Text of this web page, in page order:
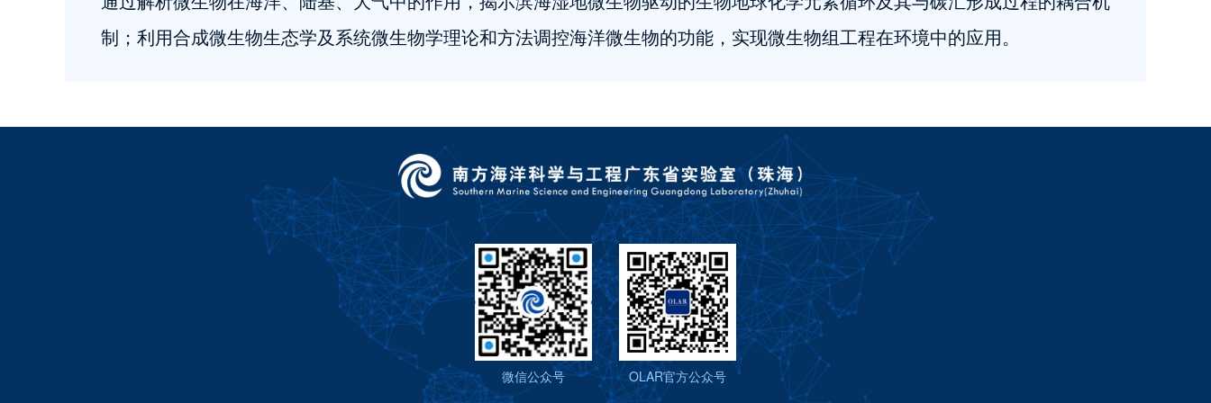
制；利用合成微生物生态学及系统微生物学理论和方法调控海洋微生物的功能，实现微生物组工程在环境中的应用。
微信公众号 OLAR官方公众号